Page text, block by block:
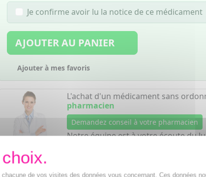
Je confirme avoir lu la notice de ce médicament
AJOUTER AU PANIER
Ajouter à mes favoris
L'achat d'un médicament sans
pharmacien
Demandez conseil à votre pharmacien
Notre équipe est à votre écoute du
Vos avantages
de vos visites des données vous concernant. Ces données